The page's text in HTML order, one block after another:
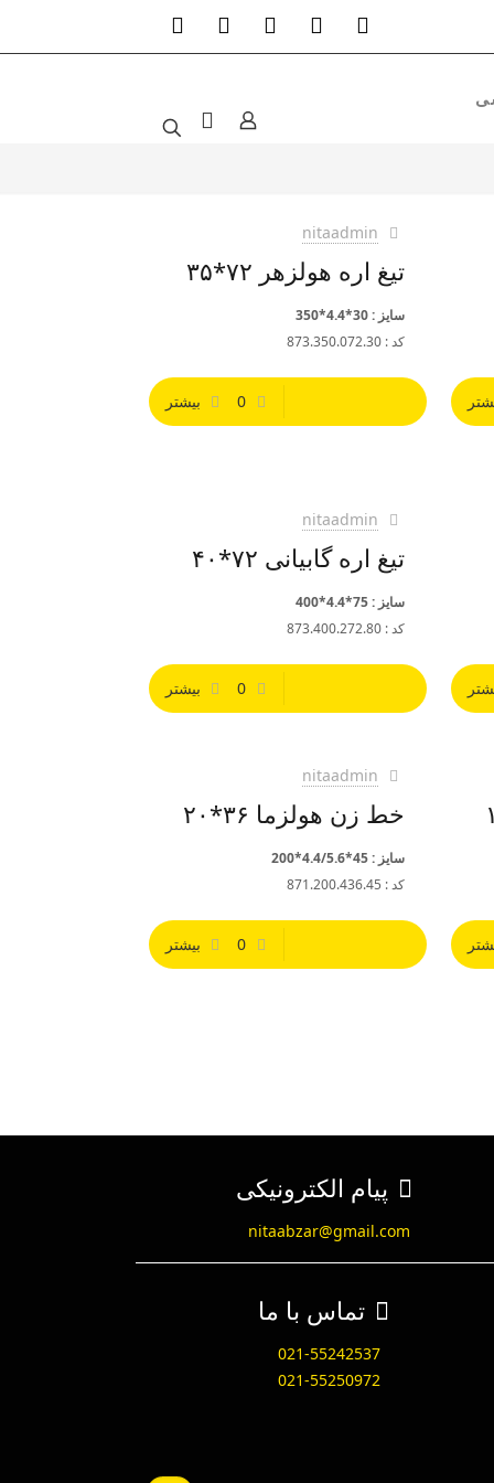
nitaadmin
تیغ اره هولزهر ۷۲*۳۵
سایز : 30*4.4*350
کد : 873.350.072.30
0 بیشتر
nitaadmin
تیغ اره گابیانی ۷۲*۴۰
سایز : 75*4.4*400
کد : 873.400.272.80
0 بیشتر
nitaadmin
خط زن هولزما ۳۶*۲۰
سایز : 45*4.4/5.6*200
کد : 871.200.436.45
0 بیشتر
پیام الکترونیکی
nitaabzar@gmail.com
تماس با ما
021-55242537
021-55250972